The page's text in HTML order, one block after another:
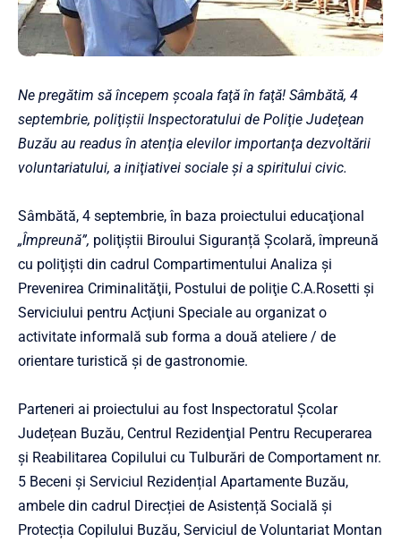
Ne pregătim să începem şcoala faţă în faţă! Sâmbătă, 4
septembrie, poliţiştii Inspectoratului de Poliţie Judeţean
Buzău au readus în atenţia elevilor importanţa dezvoltării
voluntariatului, a iniţiativei sociale şi a spiritului civic.
Sâmbătă, 4 septembrie, în baza proiectului educaţional
„Împreună”, poliţiştii Biroului Siguranță Școlară, împreună
cu poliţişti din cadrul Compartimentului Analiza şi
Prevenirea Criminalităţii, Postului de poliţie C.A.Rosetti şi
Serviciului pentru Acţiuni Speciale au organizat o
activitate informală sub forma a două ateliere / de
orientare turistică şi de gastronomie.
Parteneri ai proiectului au fost Inspectoratul Școlar
Județean Buzău, Centrul Rezidenţial Pentru Recuperarea
şi Reabilitarea Copilului cu Tulburări de Comportament nr.
5 Beceni şi Serviciul Rezidențial Apartamente Buzău,
ambele din cadrul Direcției de Asistență Socială și
Protecția Copilului Buzău, Serviciul de Voluntariat Montan